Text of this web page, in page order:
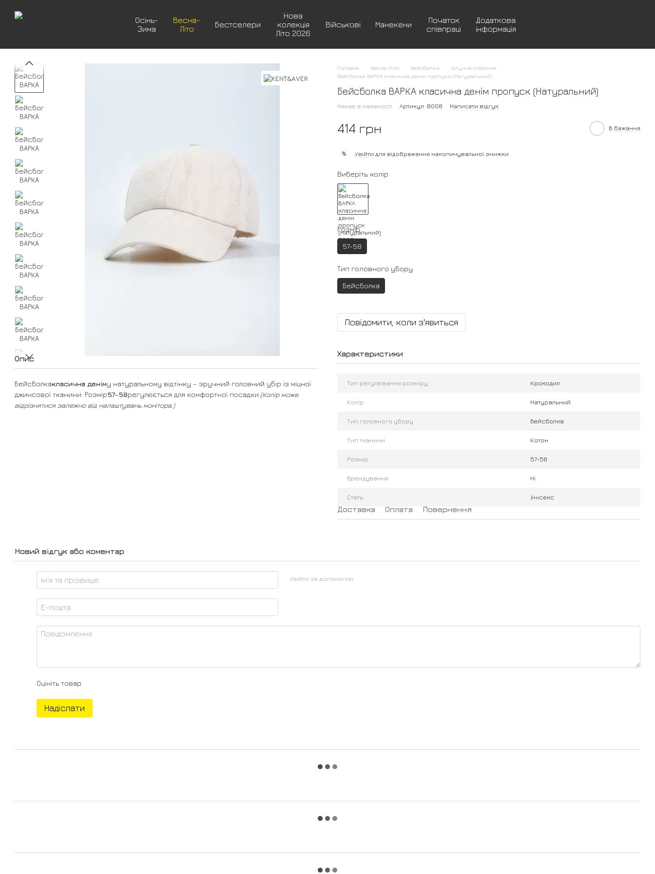
Осінь-
Зима
Весна-
Літо
Бестселери
Нова
колекція
Літо 2026
Військові Манекени
Початок
співпраці
Додаткова
інформація
Опис
Бейсболкакласична деніму натуральному відтінку – зручний головний убір із міцної
джинсової тканини. Розмір57-58регулюється для комфортної посадки. (Колір може
відрізнятися залежно від налаштувань монітора.)
Головна Весна-Літо Бейсболки
Штучне старіння
Бейсболка ВАРКА класична денім пропуск (Натуральний)
Бейсболка ВАРКА класична денім пропуск (Натуральний)
Немає в наявності Артикул: B008 Написати відгук
414 грн В бажання
% Увійти для відображення накопичувальної знижки
Виберіть колір
Розмір
57-58
Тип головного убору
Бейсболка
Повідомити, коли з'явиться
Характеристики
Тип регулювання розміру Крокодил
Колір Натуральний
Тип головного убору Бейсболка
Тип тканини Котон
Розмір 57-58
Брендування Ні
Стать Унісекс
Доставка Оплата Повернення
Новий відгук або коментар
Увійти за допомогою
Оцініть товар
Надіслати